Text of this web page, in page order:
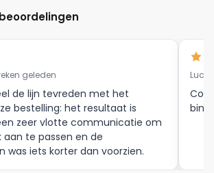
geleden
de lijn tevreden met het
bestelling: het resultaat is
zeer vlotte communicatie om
aan te passen en de
was iets korter dan voorzien.
zijn.
Luc